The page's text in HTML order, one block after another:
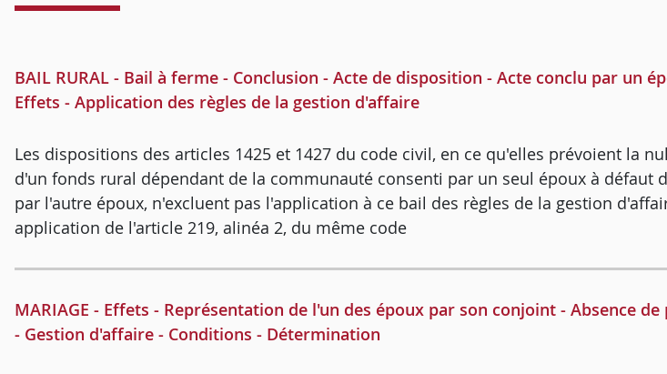
BAIL RURAL - Bail à ferme - Conclusion - Acte de disposition - Acte conclu par un
Effets - Application des règles de la gestion d'affaire
Les dispositions des articles 1425 et 1427 du code civil, en ce qu'elles prévoient la
d'un fonds rural dépendant de la communauté consenti par un seul époux à défaut
par l'autre époux, n'excluent pas l'application à ce bail des règles de la gestion
application de l'article 219, alinéa 2, du même code
MARIAGE - Effets - Représentation de l'un des époux par son conjoint - Absence
- Gestion d'affaire - Conditions - Détermination